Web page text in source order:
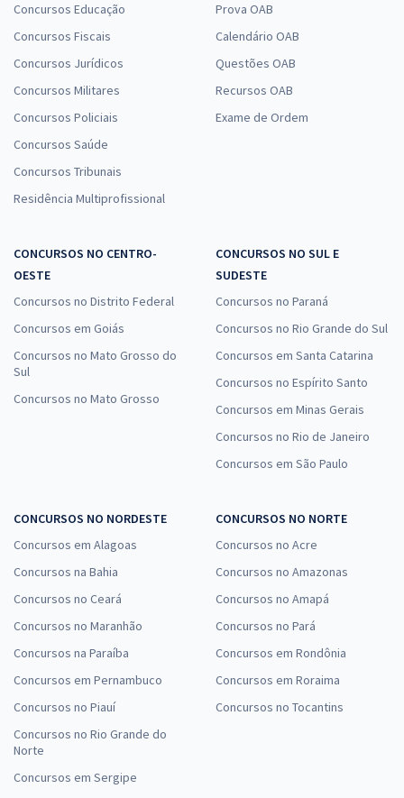
Concursos Educação
Concursos Fiscais
Concursos Jurídicos
Concursos Militares
Concursos Policiais
Concursos Saúde
Concursos Tribunais
Residência Multiprofissional
Prova OAB
Calendário OAB
Questões OAB
Recursos OAB
Exame de Ordem
CONCURSOS NO CENTRO-
OESTE
Concursos no Distrito Federal
Concursos em Goiás
Concursos no Mato Grosso do
Sul
Concursos no Mato Grosso
CONCURSOS NO SUL E
SUDESTE
Concursos no Paraná
Concursos no Rio Grande do Sul
Concursos em Santa Catarina
Concursos no Espírito Santo
Concursos em Minas Gerais
Concursos no Rio de Janeiro
Concursos em São Paulo
CONCURSOS NO NORDESTE
Concursos em Alagoas
Concursos na Bahia
Concursos no Ceará
Concursos no Maranhão
Concursos na Paraíba
Concursos em Pernambuco
Concursos no Piauí
Concursos no Rio Grande do
Norte
Concursos em Sergipe
CONCURSOS NO NORTE
Concursos no Acre
Concursos no Amazonas
Concursos no Amapá
Concursos no Pará
Concursos em Rondônia
Concursos em Roraima
Concursos no Tocantins